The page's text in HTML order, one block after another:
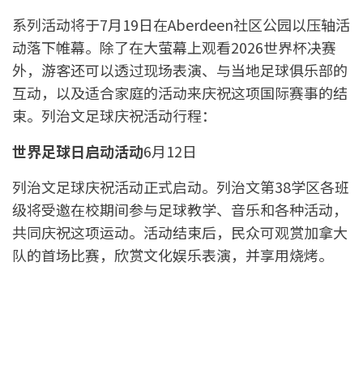
系列活动将于7月19日在Aberdeen社区公园以压轴活
动落下帷幕。除了在大萤幕上观看2026世界杯决赛
外，游客还可以透过现场表演、与当地足球俱乐部的
互动，以及适合家庭的活动来庆祝这项国际赛事的结
束。列治文足球庆祝活动行程：
世界足球日启动活动6月12日
列治文足球庆祝活动正式启动。列治文第38学区各班
级将受邀在校期间参与足球教学、音乐和各种活动，
共同庆祝这项运动。活动结束后，民众可观赏加拿大
队的首场比赛，欣赏文化娱乐表演，并享用烧烤。